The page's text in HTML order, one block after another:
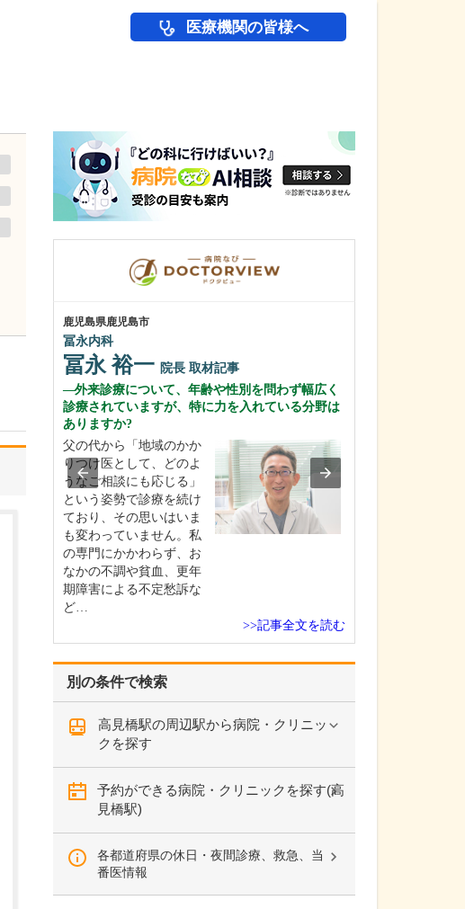
医療機関の皆様へ
別の条件で検索
高見橋駅の周辺駅から病院・クリニッ
クを探す
予約ができる病院・クリニックを探す(高
見橋駅)
各都道府県の休日・夜間診療、救急、当
番医情報
鹿児島県鹿児島市
冨永内科
冨永 裕一 院長 取材記事
外来診療について、年齢や性別を問わず幅広く
診療されていますが、特に力を入れている分野は
ありますか?
父の代から「地域のかか
りつけ医として、どのよ
うなご相談にも応じる」
という姿勢で診療を続け
ており、その思いはいま
も変わっていません。私
の専門にかかわらず、お
なかの不調や貧血、更年
期障害による不定愁訴な
ど…
>>記事全文を読む